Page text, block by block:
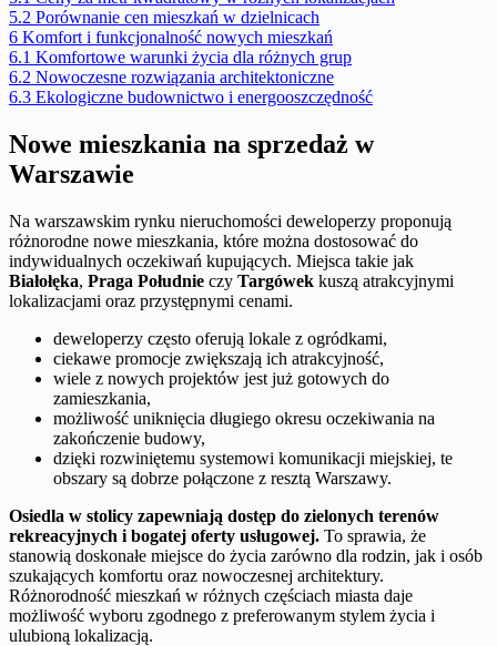
5.2 Porównanie cen mieszkań w dzielnicach
6 Komfort i funkcjonalność nowych mieszkań
6.1 Komfortowe warunki życia dla różnych grup
6.2 Nowoczesne rozwiązania architektoniczne
6.3 Ekologiczne budownictwo i energooszczędność
Nowe mieszkania na sprzedaż w
Warszawie
Na warszawskim rynku nieruchomości deweloperzy proponują
różnorodne nowe mieszkania, które można dostosować do
indywidualnych oczekiwań kupujących. Miejsca takie jak
Białołęka, Praga Południe czy Targówek kuszą atrakcyjnymi
lokalizacjami oraz przystępnymi cenami.
deweloperzy często oferują lokale z ogródkami,
ciekawe promocje zwiększają ich atrakcyjność,
wiele z nowych projektów jest już gotowych do
zamieszkania,
możliwość uniknięcia długiego okresu oczekiwania na
zakończenie budowy,
dzięki rozwiniętemu systemowi komunikacji miejskiej, te
obszary są dobrze połączone z resztą Warszawy.
Osiedla w stolicy zapewniają dostęp do zielonych terenów
rekreacyjnych i bogatej oferty usługowej. To sprawia, że
stanowią doskonałe miejsce do życia zarówno dla rodzin, jak i osób
szukających komfortu oraz nowoczesnej architektury.
Różnorodność mieszkań w różnych częściach miasta daje
możliwość wyboru zgodnego z preferowanym stylem życia i
ulubioną lokalizacją.